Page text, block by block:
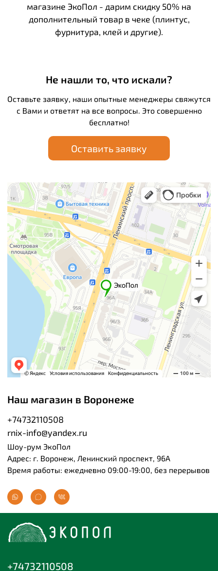
магазине ЭкоПол - дарим скидку 50% на
дополнительный товар в чеке (плинтус,
фурнитура, клей и другие).
Не нашли то, что искали?
Оставьте заявку, наши опытные менеджеры свяжутся
с Вами и ответят на все вопросы. Это совершенно
бесплатно!
Оставить заявку
Наш магазин в Воронеже
+74732110508
rnix-info@yandex.ru
Шоу-рум ЭкоПол
Адрес: г. Воронеж, Ленинский проспект, 96А
Время работы: ежедневно 09:00-19:00, без перерывов
+74732110508